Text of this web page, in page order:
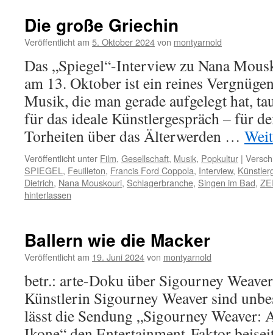
Die große Griechin
Veröffentlicht am 5. Oktober 2024von montyarnold
Das „Spiegel“-Interview zu Nana
am 13. Oktober ist ein reines
Musik, die man gerade aufgelegt hat,
für das ideale Künstlergespräch – für
Torheiten über das Älterwerden …
Veröffentlicht unter Film, Gesellschaft, Musik, Popkultur |
SPIEGEL , Feuilleton, Francis Ford Coppola, Interview,
Dietrich, Nana Mouskouri, Schlagerbranche, Singen im Bad,
hinterlassen
Ballern wie die Macker
Veröffentlicht am 19. Juni 2024von montyarnold
betr.: arte-Doku über Sigourney
Künstlerin Sigourney Weaver sind
lässt die Sendung „Sigourney